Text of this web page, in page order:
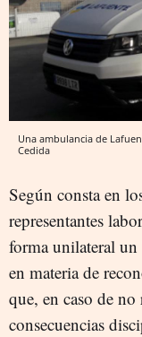
Una ambulancia de
Cedida
Según consta en
representantes
forma unilateral
en materia de
que, en caso de no
consecuencias